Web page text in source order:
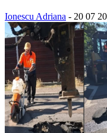
Ionescu Adriana - 20 07